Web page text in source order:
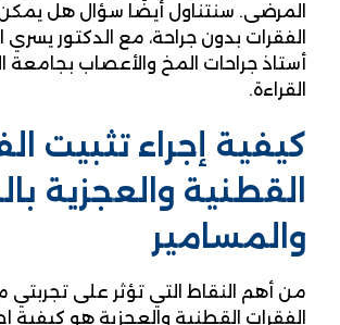
المرضى. سنتناول أيضًا سؤال هل
الفقرات بدون جراحة، مع الدكتور يسري
أستاذ جراحات المخ والأعصاب بجامعة
القراءة.
كيفية إجراء تثبيت
القطنية والعجزية
والمسامير
من أهم النقاط التي تؤثر على تجربتي
الفقرات القطنية والعجزية هو كيفية